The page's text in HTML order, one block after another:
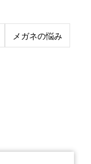
メガネの悩み